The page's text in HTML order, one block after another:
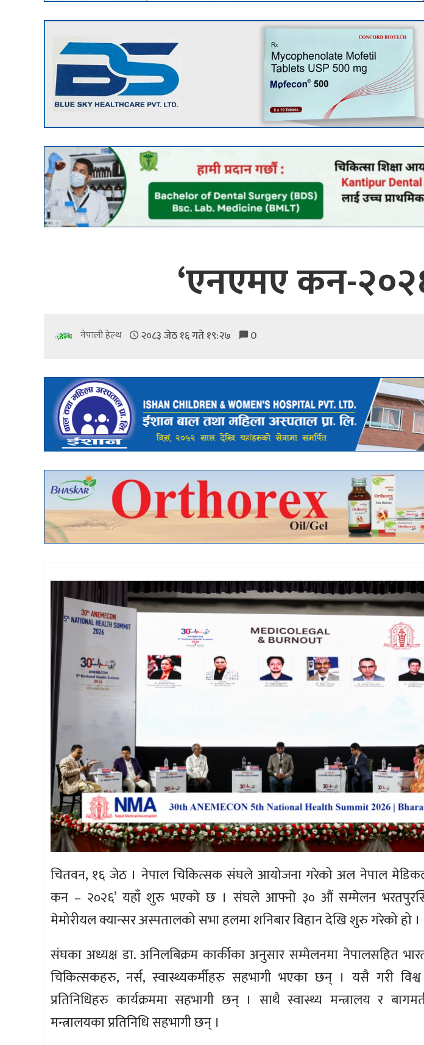
‘एनएमए कन-
नेपाली हेल्थ २०८३ जेठ १६ गते १९:२७ 0
चितवन, १६ जेठ । नेपाल चिकित्सक संघले आयोजना गरेको अल नेपाल
कन – २०२६’ यहाँ शुरु भएको छ । संघले आफ्नो ३० औं सम्मेलन
मेमोरीयल क्यान्सर अस्पतालको सभा हलमा शनिबार विहान देखि शुरु गरेको हो ।
संघका अध्यक्ष डा. अनिलबिक्रम कार्कीका अनुसार सम्मेलनमा नेपालसहित
चिकित्सकहरु, नर्स, स्वास्थ्यकर्मीहरु सहभागी भएका छन् । यसै गरी
प्रतिनिधिहरु कार्यक्रममा सहभागी छन् । साथै स्वास्थ्य मन्त्रालय र
मन्त्रालयका प्रतिनिधि सहभागी छन् ।